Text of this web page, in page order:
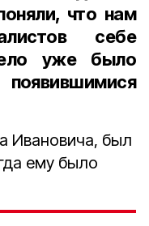
что нам
себе
уже было
Ивановича, был
ему было